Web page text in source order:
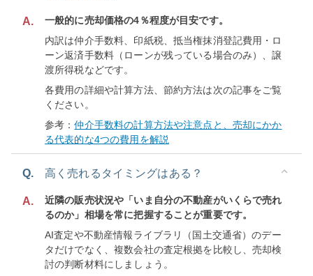
A.
一般的に売却価格の4％程度が目安です。
内訳は仲介手数料、印紙税、抵当権抹消登記費用・ロ
ーン返済手数料（ローンが残っている場合のみ）、譲
渡所得税などです。
各費用の詳細や計算方法、節約方法は次の記事をご覧
ください。
参考：仲介手数料の計算方法や注意点と、売却にかか
る代表的な4つの費用を解説
Q. 高く売れるタイミングはある？
A.
近隣の販売状況や「いま自分の不動産がいくらで売れ
るのか」相場を常に把握することが重要です。
AI査定や不動産情報ライブラリ（国土交通省）のデー
タだけでなく、複数会社の査定根拠を比較し、売却検
討の判断材料にしましょう。